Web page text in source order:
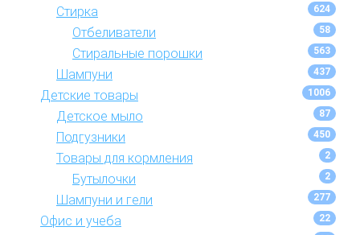
Стирка 624
Отбеливатели 58
Стиральные порошки 563
Шампуни 437
Детские товары 1006
Детское мыло 87
Подгузники 450
Товары для кормления 2
Бутылочки 2
Шампуни и гели 277
Офис и учеба 22